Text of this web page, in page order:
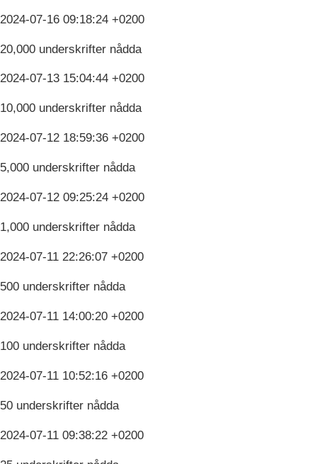
2024-07-16 09:18:24 +0200
20,000 underskrifter nådda
2024-07-13 15:04:44 +0200
10,000 underskrifter nådda
2024-07-12 18:59:36 +0200
5,000 underskrifter nådda
2024-07-12 09:25:24 +0200
1,000 underskrifter nådda
2024-07-11 22:26:07 +0200
500 underskrifter nådda
2024-07-11 14:00:20 +0200
100 underskrifter nådda
2024-07-11 10:52:16 +0200
50 underskrifter nådda
2024-07-11 09:38:22 +0200